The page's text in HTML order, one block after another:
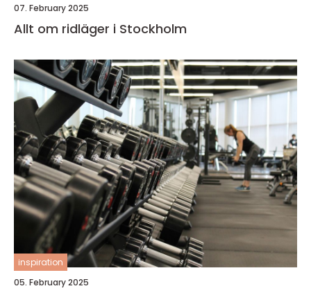
07. February 2025
Allt om ridläger i Stockholm
inspiration
05. February 2025